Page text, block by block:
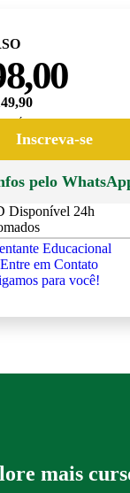
Inscreva-se
pelo
Disponível 24h
Educacional
em Contato
para você!
mais